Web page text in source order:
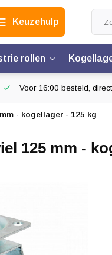
Keuzehulp
rollen
Voor 16:00 besteld,
- kogellager - 125 kg
125 mm -